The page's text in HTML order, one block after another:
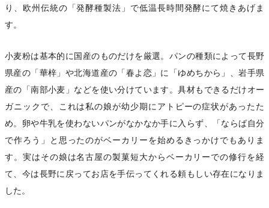
り、欧州伝統の「発酵種製法」で低温長時間発酵にて焼きあげま
す。
小麦粉は基本的に国産のものだけを厳選。パンの種類によって長野
県産の「華梓」や北海道産の「春よ恋」に「ゆめちから」、岩手県
産の「南部小麦」などを使い分けています。具材もできるだけオー
ガニックで、これは私の娘が幼少期にアトピーの症状があったた
め。卵や牛乳を使わないパンがなかなか手に入らず、「ならば自分
で作ろう」と思ったのがベーカリーを始めるきっかけでもありま
す。実はその娘は名古屋の製菓短大からベーカリーでの修行を経
て、今は長野に戻ってお店を手伝ってくれる頼もしい存在になりま
した。